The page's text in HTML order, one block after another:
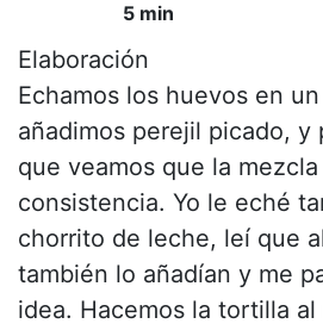
5 min
Elaboración
Echamos los huevos en
añadimos perejil picado, y
que veamos que la
consistencia. Yo le eché
chorrito de leche, leí que
también lo añadían y me
idea. Hacemos la tortilla